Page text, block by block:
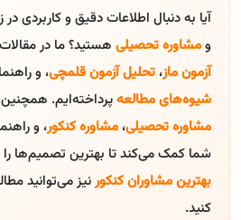
آیا به دنبال اطلاعات دقیق و کاربردی
ومشاوره تحصیلی هستید؟ ما در
آزمون ماز، تحلیل آزمون قلمچی، و
شیوه‌های مطالعهپرداخته‌ایم.
مشاوره تحصیلی، مشاوره کنکور، و
شما کمک می‌کند تا بهترین تصمیم‌ها را
بهترین مشاوران کنکورنیز می‌توانید
کنید.